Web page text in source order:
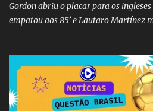
Gordon abriu o placar para os ingleses
empatou aos 85’ e Lautaro Martínez
Inglaterra durante o jogo.